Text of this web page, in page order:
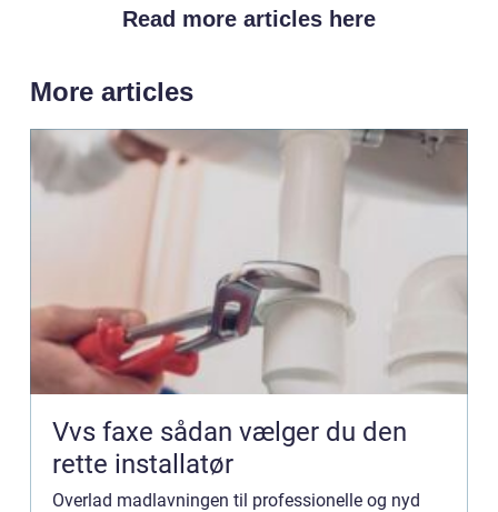
Read more articles here
More articles
Vvs faxe sådan vælger du den
rette installatør
Overlad madlavningen til professionelle og nyd